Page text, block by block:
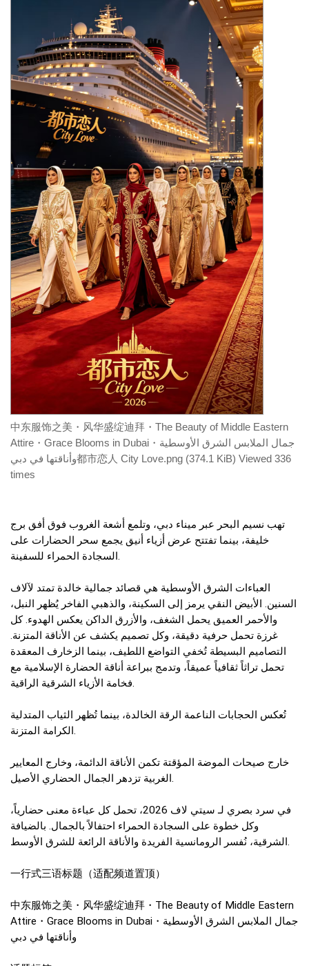
中东服饰之美・风华盛绽迪拜・The Beauty of Middle Eastern
Attire・Grace Blooms in Dubai・جمال الملابس الشرق الأوسطية
وأناقتها في دبي都市恋人 City Love.png (374.1 KiB) Viewed 336
times
تهب نسيم البحر عبر ميناء دبي، وتلمع أشعة الغروب فوق أفق برج
خليفة، بينما تفتتح عرض أزياء أنيق يجمع سحر الحضارات على
السجادة الحمراء للسفينة.
العباءات الشرق الأوسطية هي قصائد جمالية خالدة تمتد لآلاف
السنين. الأبيض النقي يرمز إلى السكينة، والذهبي الفاخر يُظهر النبل،
والأحمر العميق يحمل الشغف، والأزرق الداكن يعكس الهدوء. كل
غرزة تحمل حرفية دقيقة، وكل تصميم يكشف عن الأناقة المتزنة.
التصاميم البسيطة تُخفي التواضع اللطيف، بينما الزخارف المعقدة
تحمل تراثاً ثقافياً عميقاً، وتدمج ببراعة أناقة الحضارة الإسلامية مع
فخامة الأزياء الشرقية الراقية.
تُعكس الحجابات الناعمة الرقة الخالدة، بينما تُظهر الثياب المتدلية
الكرامة المتزنة.
خارج صيحات الموضة المؤقتة تكمن الأناقة الدائمة، وخارج المعايير
الغربية تزدهر الجمال الحضاري الأصيل.
في سرد بصري لـ سيتي لاف 2026، تحمل كل عباءة معنى حضارياً،
وكل خطوة على السجادة الحمراء احتفالاً بالجمال. بالضيافة
الشرقية، نُفسر الرومانسية الفريدة والأناقة الرائعة للشرق الأوسط.
一行式三语标题（适配频道置顶）
中东服饰之美・风华盛绽迪拜・The Beauty of Middle Eastern
Attire・Grace Blooms in Dubai・جمال الملابس الشرق الأوسطية
وأناقتها في دبي